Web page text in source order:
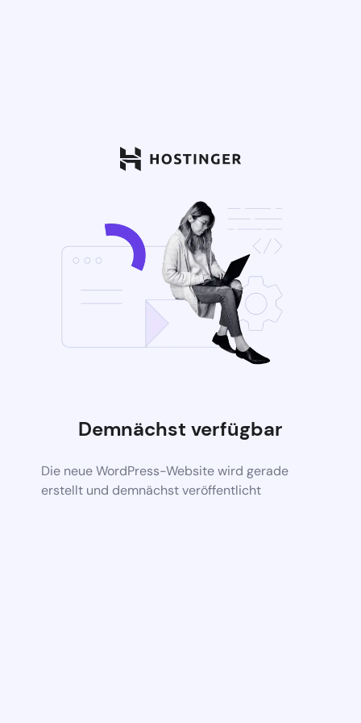
Demnächst verfügbar
Die neue WordPress-Website wird gerade
erstellt und demnächst veröffentlicht